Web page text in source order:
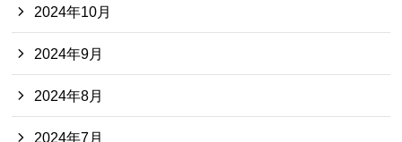
2024年10月
2024年9月
2024年8月
2024年7月